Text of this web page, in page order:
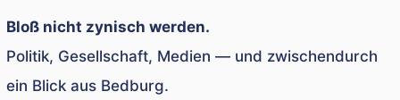
Bloß nicht zynisch werden.
Politik, Gesellschaft, Medien — und zwischendurch
ein Blick aus Bedburg.